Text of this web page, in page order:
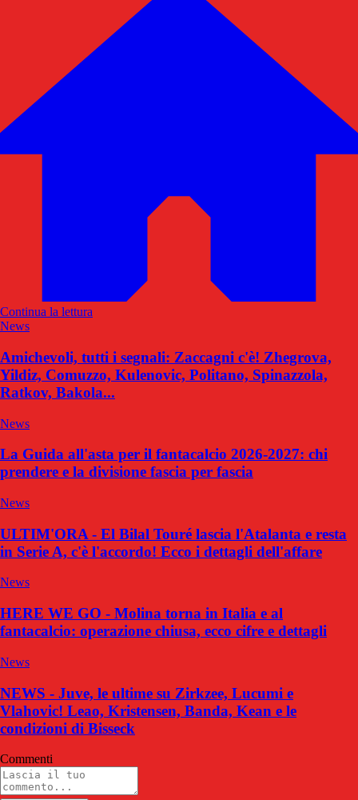
Continua la lettura
News
Amichevoli, tutti i segnali: Zaccagni c'è! Zhegrova,
Yildiz, Comuzzo, Kulenovic, Politano, Spinazzola,
Ratkov, Bakola...
News
La Guida all'asta per il fantacalcio 2026-2027: chi
prendere e la divisione fascia per fascia
News
ULTIM'ORA - El Bilal Touré lascia l'Atalanta e resta
in Serie A, c'è l'accordo! Ecco i dettagli dell'affare
News
HERE WE GO - Molina torna in Italia e al
fantacalcio: operazione chiusa, ecco cifre e dettagli
News
NEWS - Juve, le ultime su Zirkzee, Lucumi e
Vlahovic! Leao, Kristensen, Banda, Kean e le
condizioni di Bisseck
Commenti